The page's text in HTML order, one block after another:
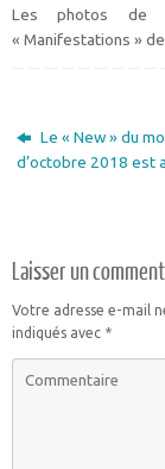
Les photos de
« Manifestations »
Le « New » du
d’octobre 2018 est
Laisser un
Votre adresse e-mail
indiqués avec *